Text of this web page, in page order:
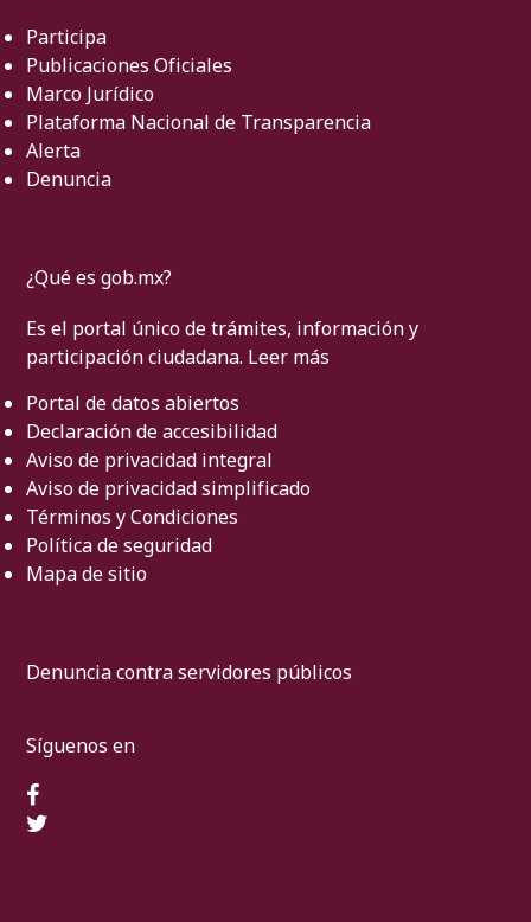
Participa
Publicaciones Oficiales
Marco Jurídico
Plataforma Nacional de Transparencia
Alerta
Denuncia
¿Qué es gob.mx?
Es el portal único de trámites, información y
participación ciudadana. Leer más
Portal de datos abiertos
Declaración de accesibilidad
Aviso de privacidad integral
Aviso de privacidad simplificado
Términos y Condiciones
Política de seguridad
Mapa de sitio
Denuncia contra servidores públicos
Síguenos en